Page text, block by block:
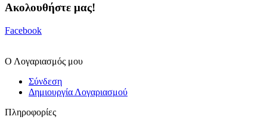
Ακολουθήστε μας!
Facebook
Ο Λογαριασμός μου
Σύνδεση
Δημιουργία Λογαριασμού
Πληροφορίες